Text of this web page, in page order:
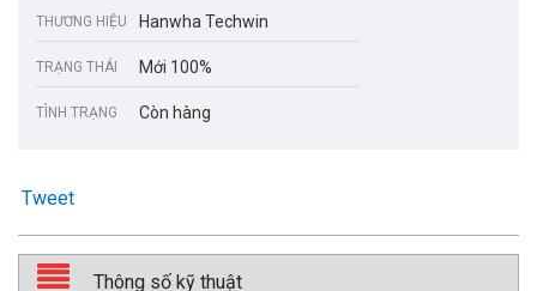
THƯƠNG HIỆU Hanwha Techwin
TRẠNG THÁI Mới 100%
TÌNH TRẠNG Còn hàng
Tweet
Thông số kỹ thuật